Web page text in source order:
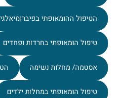
הטיפול ההומאופתי
טיפול הומאופתי בחרדות ופחדים
אסטמה/ מחלות נשימה
טיפול הומאופתי במחלות ילדים